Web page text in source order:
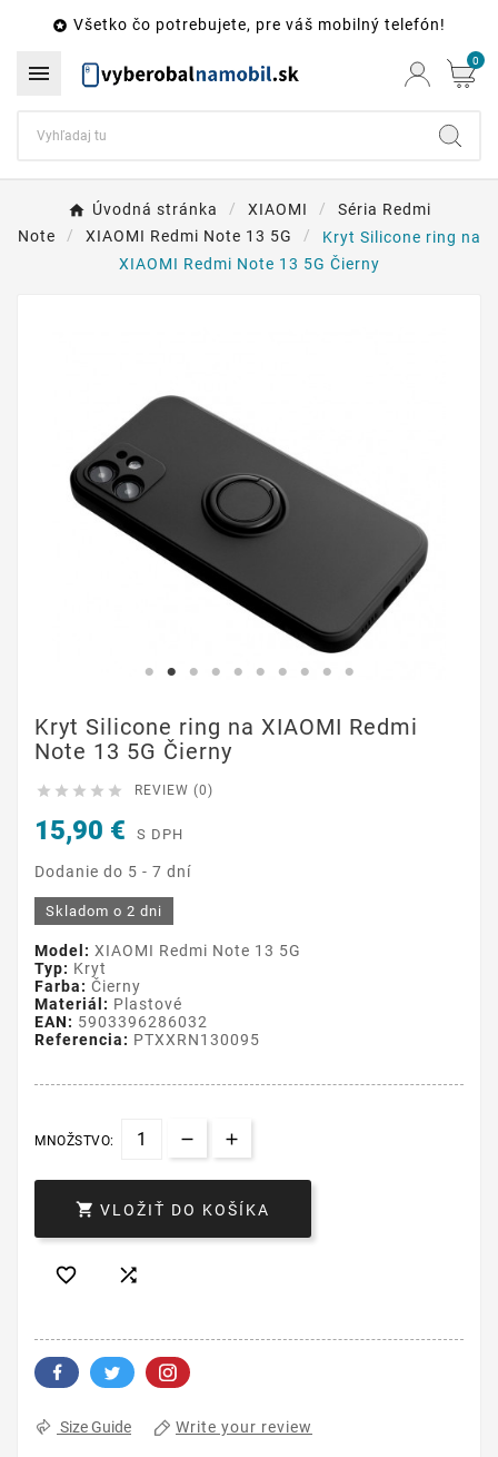
 Všetko čo potrebujete, pre váš mobilný telefón!
 0
Úvodná stránka XIAOMI
Séria Redmi
Note
XIAOMI Redmi Note 13 5G
Kryt Silicone ring na
XIAOMI Redmi Note 13 5G Čierny
Kryt Silicone ring na XIAOMI Redmi
Note 13 5G Čierny
     REVIEW (0)
15,90 € S DPH
Dodanie do 5 - 7 dní
Skladom o 2 dni
Model: XIAOMI Redmi Note 13 5G
Typ: Kryt
Farba: Čierny
Materiál: Plastové
EAN: 5903396286032
Referencia: PTXXRN130095
MNOŽSTVO:
 VLOŽIŤ DO KOŠÍKA
 
Size Guide Write your review